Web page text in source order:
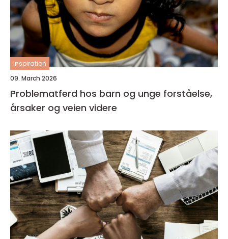
inspiration
09. March 2026
Problematferd hos barn og unge forståelse,
årsaker og veien videre